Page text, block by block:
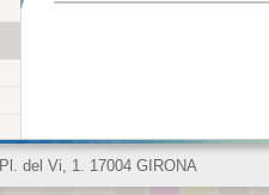
Pl. del Vi, 1. 17004 GIRONA